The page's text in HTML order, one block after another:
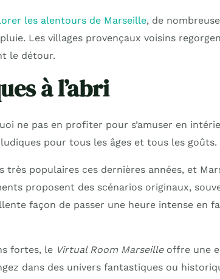
les alentours de Marseille, de
Les villages provençaux voisins
le détour.
à l’abri
ne pas en profiter pour s’amuser en
pour tous les âges et tous les goûts.
très populaires ces dernières années, et
proposent des scénarios originaux,
façon de passer une heure intense en
fortes, le Virtual Room Marseilleoffre une
dans des univers fantastiques ou